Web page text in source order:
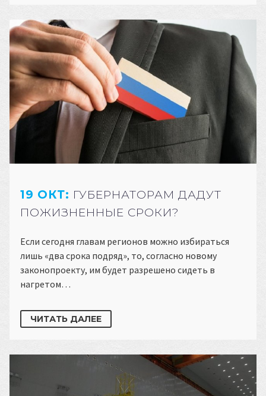
19 ОКТ: ГУБЕРНАТОРАМ ДАДУТ
ПОЖИЗНЕННЫЕ СРОКИ?
Если сегодня главам регионов можно избираться
лишь «два срока подряд», то, согласно новому
законопроекту, им будет разрешено сидеть в
нагретом…
ЧИТАТЬ ДАЛЕЕ